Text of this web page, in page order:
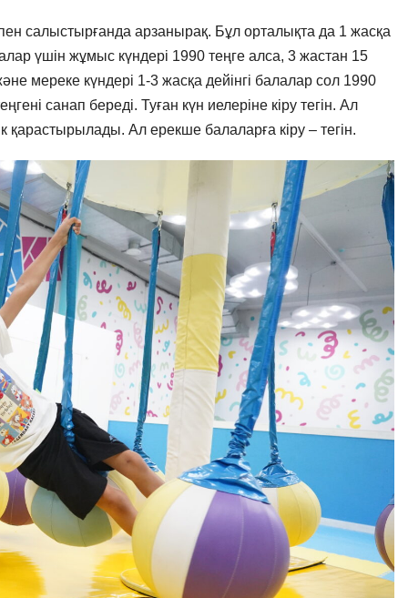
салыстырғанда арзанырақ. Бұл орталықта да 1 жасқа
үшін жұмыс күндері 1990 теңге алса, 3 жастан 15
мереке күндері 1-3 жасқа дейінгі балалар сол 1990
санап береді. Туған күн иелеріне кіру тегін. Ал
қарастырылады. Ал ерекше балаларға кіру – тегін.